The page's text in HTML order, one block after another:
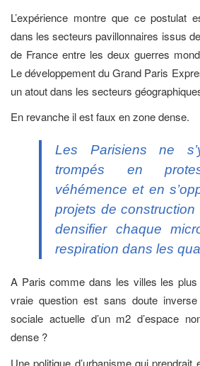
L’expérience montre que ce postulat
dans les secteurs pavillonnaires issus de
de France entre les deux guerres
Le développement du Grand Paris
un atout dans les secteurs
En revanche il est faux en zone dense.
Les Parisiens ne
trompés en
véhémence et en
projets de construction
densifier chaque
respiration dans les
A Paris comme dans les villes les
vraie question est sans doute
sociale actuelle d’un m2 d’espace
dense ?
Une politique d’urbanisme qui